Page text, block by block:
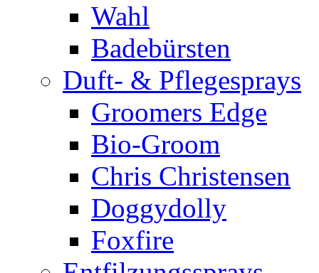
Wahl
Badebürsten
Duft- & Pflegesprays
Groomers Edge
Bio-Groom
Chris Christensen
Doggydolly
Foxfire